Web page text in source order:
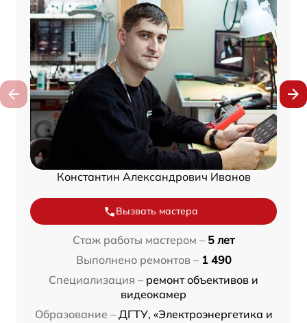
Константин Александрович Иванов
Вызвать мастера
Стаж работы мастером – 5 лет
Выполнено ремонтов – 1 490
Специализация – ремонт объективов и
видеокамер
Образование – ДГТУ, «Электроэнергетика и